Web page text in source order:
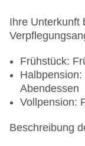
Größe des
Ihre Unterkunft
Frühstück:
Abendessen
Vollpension:
Beschreibung